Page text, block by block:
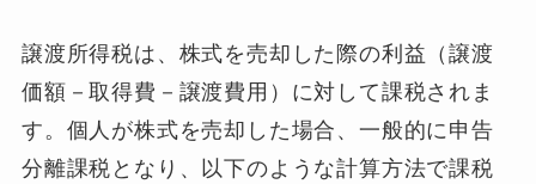
譲渡所得税は、株式を売却した際の利益（譲渡
価額－取得費－譲渡費用）に対して課税されま
す。個人が株式を売却した場合、一般的に申告
分離課税となり、以下のような計算方法で課税